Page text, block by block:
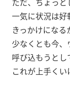
一気に状況は好
きっかけにな
少なくとも今
呼び込もうと
これが上手くい